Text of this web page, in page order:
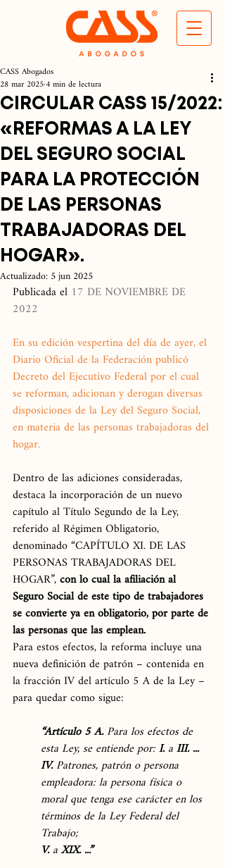
CIRCULAR CASS 15/2022:
«REFORMAS A LA LEY
DEL SEGURO SOCIAL
PARA LA PROTECCIÓN
DE LAS PERSONAS
TRABAJADORAS DEL
HOGAR».
CASS Abogados
28 mar 20254 min de lectura
Actualizado: 5 jun 2025
Publicada el 17 DE NOVIEMBRE DE
2022
En su edición vespertina del día de ayer, el
Diario Oficial de la Federación publicó
Decreto del Ejecutivo Federal por el cual
se reforman, adicionan y derogan diversas
disposiciones de la Ley del Seguro Social,
en materia de las personas trabajadoras del
hogar.
Dentro de las adiciones consideradas,
destaca la incorporación de un nuevo
capítulo al Título Segundo de la Ley,
referido al Régimen Obligatorio,
denominado “CAPÍTULO XI. DE LAS
PERSONAS TRABAJADORAS DEL
HOGAR”, con lo cual la afiliación al
Seguro Social de este tipo de trabajadores
se convierte ya en obligatorio, por parte de
las personas que las emplean.
Para estos efectos, la reforma incluye una
nueva definición de patrón – contenida en
la fracción IV del artículo 5 A de la Ley –
para quedar como sigue:
“Artículo 5 A. Para los efectos de
esta Ley, se entiende por: I. a III. ...
IV. Patrones, patrón o persona
empleadora: la persona física o
moral que tenga ese carácter en los
términos de la Ley Federal del
Trabajo;
V. a XIX. ...”